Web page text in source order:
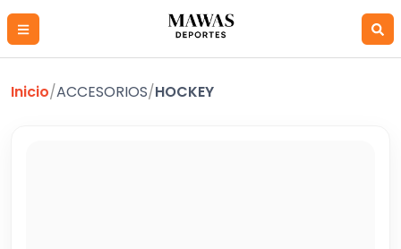
Inicio/ACCESORIOS/HOCKEY